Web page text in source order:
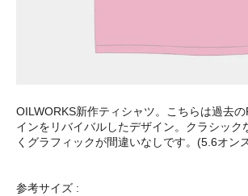
OILWORKS新作ティシャツ。こちらは過去
インをリバイバルしたデザイン。クラシック
くグラフィックが間違いなしです。(5.6オン
参考サイズ :